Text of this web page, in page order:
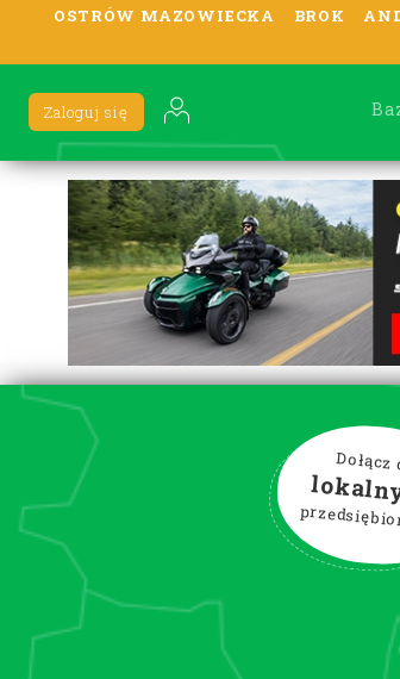
OSTRÓW MAZOWIECKA BROK
Zaloguj się
Dołącz